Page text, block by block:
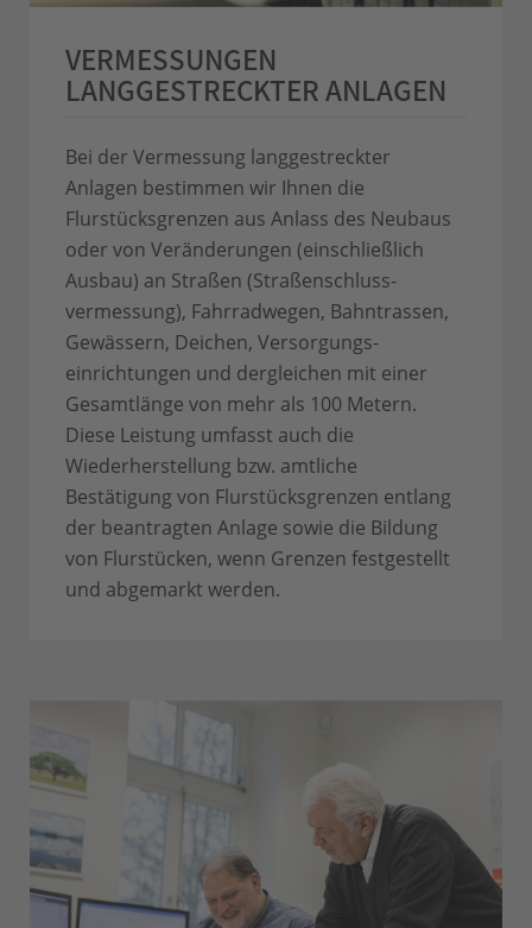
VERMESSUNGEN
LANGGESTRECKTER ANLAGEN
Bei der Vermessung langgestreckter
Anlagen bestimmen wir Ihnen die
Flurstücksgrenzen aus Anlass des Neubaus
oder von Veränderungen (einschließlich
Ausbau) an Straßen (Straßenschluss­
vermessung), Fahrradwegen, Bahntrassen,
Gewässern, Deichen, Versorgungs­
einrichtungen und dergleichen mit einer
Gesamtlänge von mehr als 100 Metern.
Diese Leistung umfasst auch die
Wiederherstellung bzw. amtliche
Bestätigung von Flurstücksgrenzen entlang
der beantragten Anlage sowie die Bildung
von Flurstücken, wenn Grenzen festgestellt
und abgemarkt werden.